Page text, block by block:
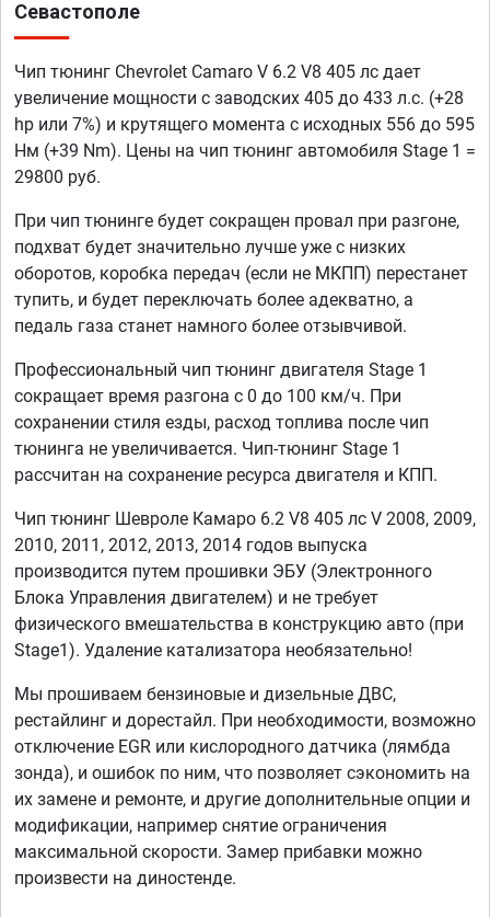
Севастополе
Чип тюнинг Chevrolet Camaro V 6.2 V8 405 лс дает
увеличение мощности с заводских 405 до 433 л.с. (+28
hp или 7%) и крутящего момента с исходных 556 до 595
Нм (+39 Nm). Цены на чип тюнинг автомобиля Stage 1 =
29800 руб.
При чип тюнинге будет сокращен провал при разгоне,
подхват будет значительно лучше уже с низких
оборотов, коробка передач (если не МКПП) перестанет
тупить, и будет переключать более адекватно, а
педаль газа станет намного более отзывчивой.
Профессиональный чип тюнинг двигателя Stage 1
сокращает время разгона с 0 до 100 км/ч. При
сохранении стиля езды, расход топлива после чип
тюнинга не увеличивается. Чип-тюнинг Stage 1
рассчитан на сохранение ресурса двигателя и КПП.
Чип тюнинг Шевроле Камаро 6.2 V8 405 лс V 2008, 2009,
2010, 2011, 2012, 2013, 2014 годов выпуска
производится путем прошивки ЭБУ (Электронного
Блока Управления двигателем) и не требует
физического вмешательства в конструкцию авто (при
Stage1). Удаление катализатора необязательно!
Мы прошиваем бензиновые и дизельные ДВС,
рестайлинг и дорестайл. При необходимости, возможно
отключение EGR или кислородного датчика (лямбда
зонда), и ошибок по ним, что позволяет сэкономить на
их замене и ремонте, и другие дополнительные опции и
модификации, например снятие ограничения
максимальной скорости. Замер прибавки можно
произвести на диностенде.